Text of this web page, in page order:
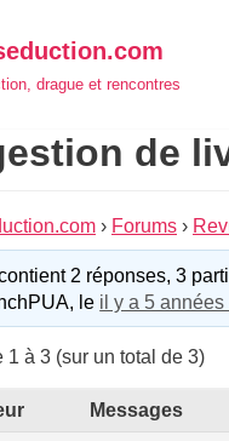
drague et rencontres
de
› Forums ›
2 réponses, 3
le il y a 5 années
1 à 3 (sur un total de 3)
Messages